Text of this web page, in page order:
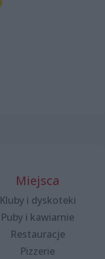
Miejsca
Kluby i dyskoteki
Puby i kawiarnie
Restauracje
Pizzerie